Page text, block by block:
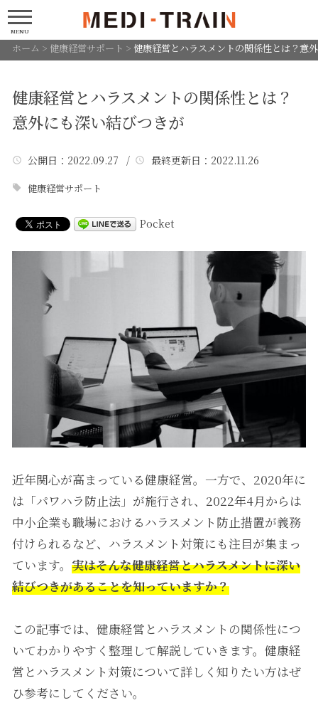
MENU
ホーム > 健康経営サポート > 健康経営とハラスメントの関係性とは？意
健康経営とハラスメントの関係性とは？
意外にも深い結びつきが
公開日 ：2022.09.27 / 最終更新日 ：2022.11.26
健康経営サポート
Pocket
近年関心が高まっている健康経営。一方で、2020年に
は「パワハラ防止法」が施行され、2022年4月からは
中小企業も職場におけるハラスメント防止措置が義務
付けられるなど、ハラスメント対策にも注目が集まっ
ています。 実はそんな健康経営とハラスメントに深い
結びつきがあることを知っていますか？
この記事では、健康経営とハラスメントの関係性につ
いてわかりやすく整理して解説していきます。健康経
営とハラスメント対策について詳しく知りたい方はぜ
ひ参考にしてください。